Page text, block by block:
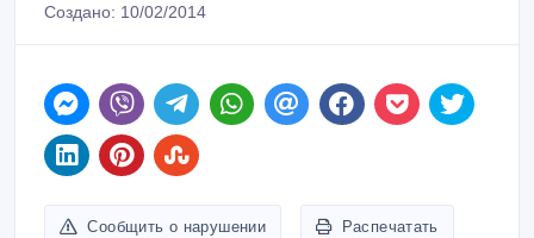
Создано: 10/02/2014
Сообщить о нарушении Распечатать